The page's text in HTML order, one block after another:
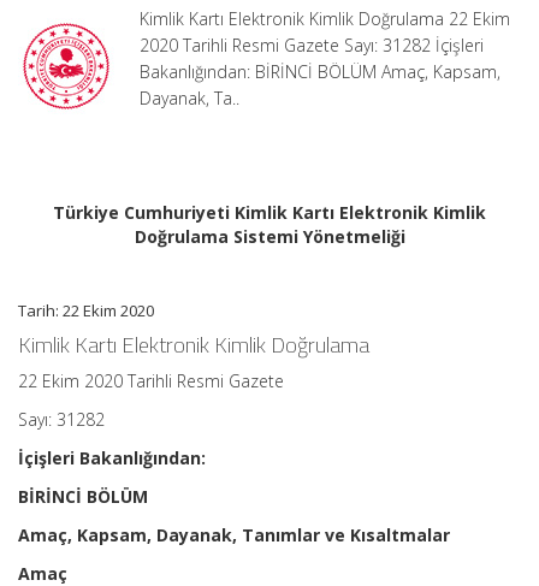
Yönetmeliği
Ortalama
Okuma
Süresi:
dakika
Kimlik Kartı Elektronik Kimlik Doğrulama 22 Ekim
2020 Tarihli Resmi Gazete Sayı: 31282 İçişleri
Bakanlığından: BİRİNCİ BÖLÜM Amaç, Kapsam,
Dayanak, Ta..
Türkiye Cumhuriyeti Kimlik Kartı Elektronik Kimlik
Doğrulama Sistemi Yönetmeliği
Tarih: 22 Ekim 2020
Kimlik Kartı Elektronik Kimlik Doğrulama
22 Ekim 2020 Tarihli Resmi Gazete
Sayı: 31282
İçişleri Bakanlığından:
BİRİNCİ BÖLÜM
Amaç, Kapsam, Dayanak, Tanımlar ve Kısaltmalar
Amaç